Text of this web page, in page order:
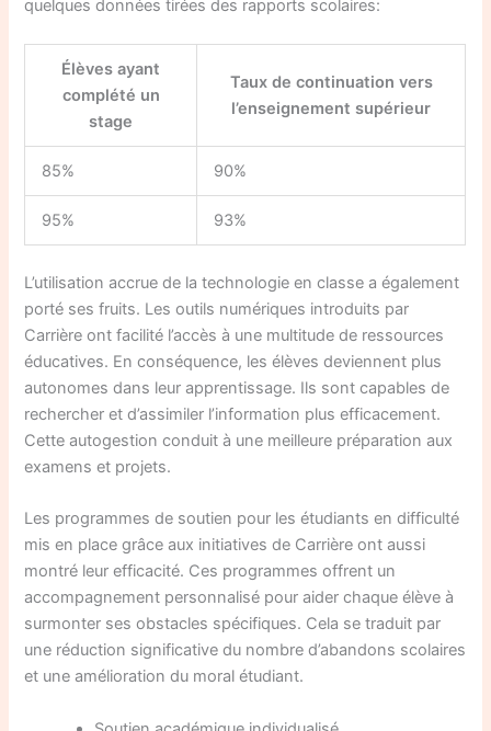
quelques données tirées des rapports scolaires:
Élèves ayant
complété un
stage
Taux de continuation vers
l’enseignement supérieur
85% 90%
95% 93%
L’utilisation accrue de la technologie en classe a également
porté ses fruits. Les outils numériques introduits par
Carrière ont facilité l’accès à une multitude de ressources
éducatives. En conséquence, les élèves deviennent plus
autonomes dans leur apprentissage. Ils sont capables de
rechercher et d’assimiler l’information plus efficacement.
Cette autogestion conduit à une meilleure préparation aux
examens et projets.
Les programmes de soutien pour les étudiants en difficulté
mis en place grâce aux initiatives de Carrière ont aussi
montré leur efficacité. Ces programmes offrent un
accompagnement personnalisé pour aider chaque élève à
surmonter ses obstacles spécifiques. Cela se traduit par
une réduction significative du nombre d’abandons scolaires
et une amélioration du moral étudiant.